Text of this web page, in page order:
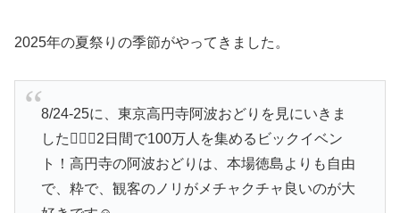
2025年の夏祭りの季節がやってきました。
8/24-25に、東京高円寺阿波おどりを見にいきま
した👍🏻✨2日間で100万人を集めるビックイベン
ト！高円寺の阿波おどりは、本場徳島よりも自由
で、粋で、観客のノリがメチャクチャ良いのが大